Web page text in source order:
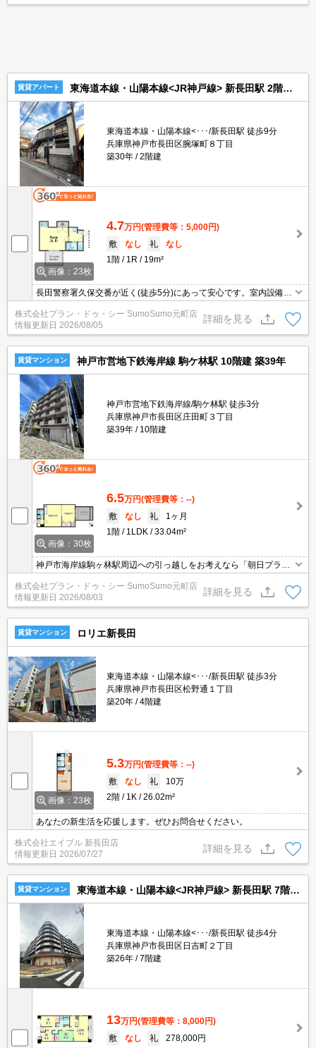
ます。パソコン作業が多い方にはもってこいの物件物件、光回線導
賃貸アパート 東海道本線・山陽本線<JR神戸線> 新長田駅 2階建 築30年
東海道本線・山陽本線<･･･/新長田駅 徒歩9分
兵庫県神戸市長田区腕塚町８丁目
築30年
2階建
画像：23枚
4.7万円(管理費等：5,000円)
敷
なし 礼
なし
1階
1R 19m²
長田警察署久保交番が近く(徒歩5分)にあって安心です。室内設備は
CATV・エアコンなど豊富に揃っており、過ごしやすいお部屋にな
っております。TVインターフォン付きの、セキュリティに配慮した
アパートです。
株式会社プラン・ドゥ・シー SumoSumo元町店
情報更新日 2026/08/05
詳細を見る
賃貸マンション 神戸市営地下鉄海岸線 駒ケ林駅 10階建 築39年
神戸市営地下鉄海岸線/駒ケ林駅 徒歩3分
兵庫県神戸市長田区庄田町３丁目
築39年
10階建
画像：30枚
6.5万円(管理費等：--)
敷
なし 礼
1ヶ月
1階
1LDK 33.04m²
神戸市海岸線駒ヶ林駅周辺への引っ越しをお考えなら「朝日プラザ
長田南」。セブンイレブン 神戸二葉町店まで徒歩1分と近場にコン
ビニがあるのもポイント。収納はシューズボックス・クロゼットな
ど豊富なので、広々と空間を利用することも可能です。
株式会社プラン・ドゥ・シー SumoSumo元町店
情報更新日 2026/08/03
詳細を見る
賃貸マンション ロリエ新長田
東海道本線・山陽本線<･･･/新長田駅 徒歩3分
兵庫県神戸市長田区松野通１丁目
築20年
4階建
画像：23枚
5.3万円(管理費等：--)
敷
なし 礼
10万
2階
1K 26.02m²
あなたの新生活を応援します。ぜひお問合せください。
株式会社エイブル 新長田店
情報更新日 2026/07/27
詳細を見る
賃貸マンション 東海道本線・山陽本線<JR神戸線> 新長田駅 7階建 築26年
東海道本線・山陽本線<･･･/新長田駅 徒歩4分
兵庫県神戸市長田区日吉町２丁目
築26年
7階建
13万円(管理費等：8,000円)
敷
なし 礼
278,000円